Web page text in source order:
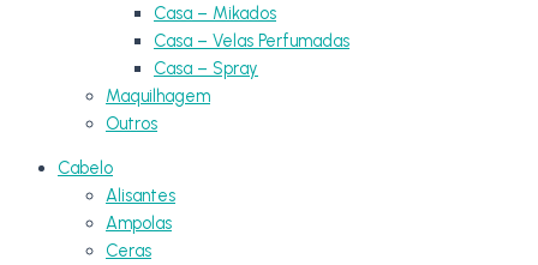
Casa – Mikados
Casa – Velas Perfumadas
Casa – Spray
Maquilhagem
Outros
Cabelo
Alisantes
Ampolas
Ceras